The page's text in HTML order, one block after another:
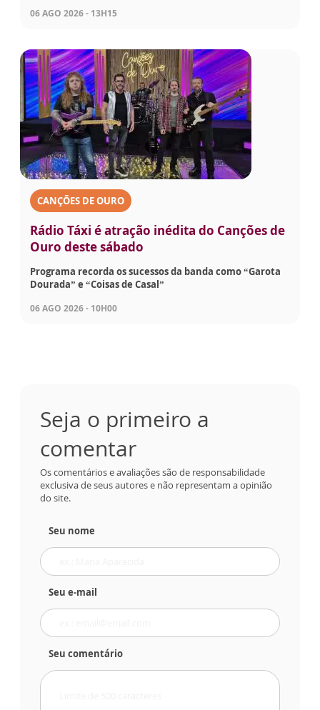
06 AGO 2026 - 13H15
CANÇÕES DE OURO
Rádio Táxi é atração inédita do Canções de
Ouro deste sábado
Programa recorda os sucessos da banda como “Garota
Dourada” e “Coisas de Casal”
06 AGO 2026 - 10H00
Seja o primeiro a
comentar
Os comentários e avaliações são de responsabilidade
exclusiva de seus autores e não representam a opinião
do site.
Seu nome
Seu e-mail
Seu comentário